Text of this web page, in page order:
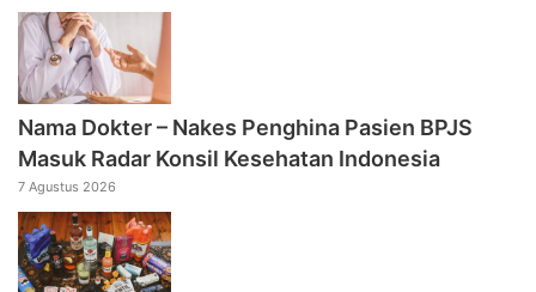
Nama Dokter – Nakes Penghina Pasien BPJS
Masuk Radar Konsil Kesehatan Indonesia
7 Agustus 2026